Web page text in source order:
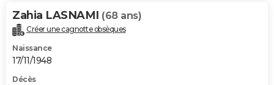
Zahia LASNAMI (68 ans)
Créer une cagnotte obsèques
Naissance
17/11/1948
Décès